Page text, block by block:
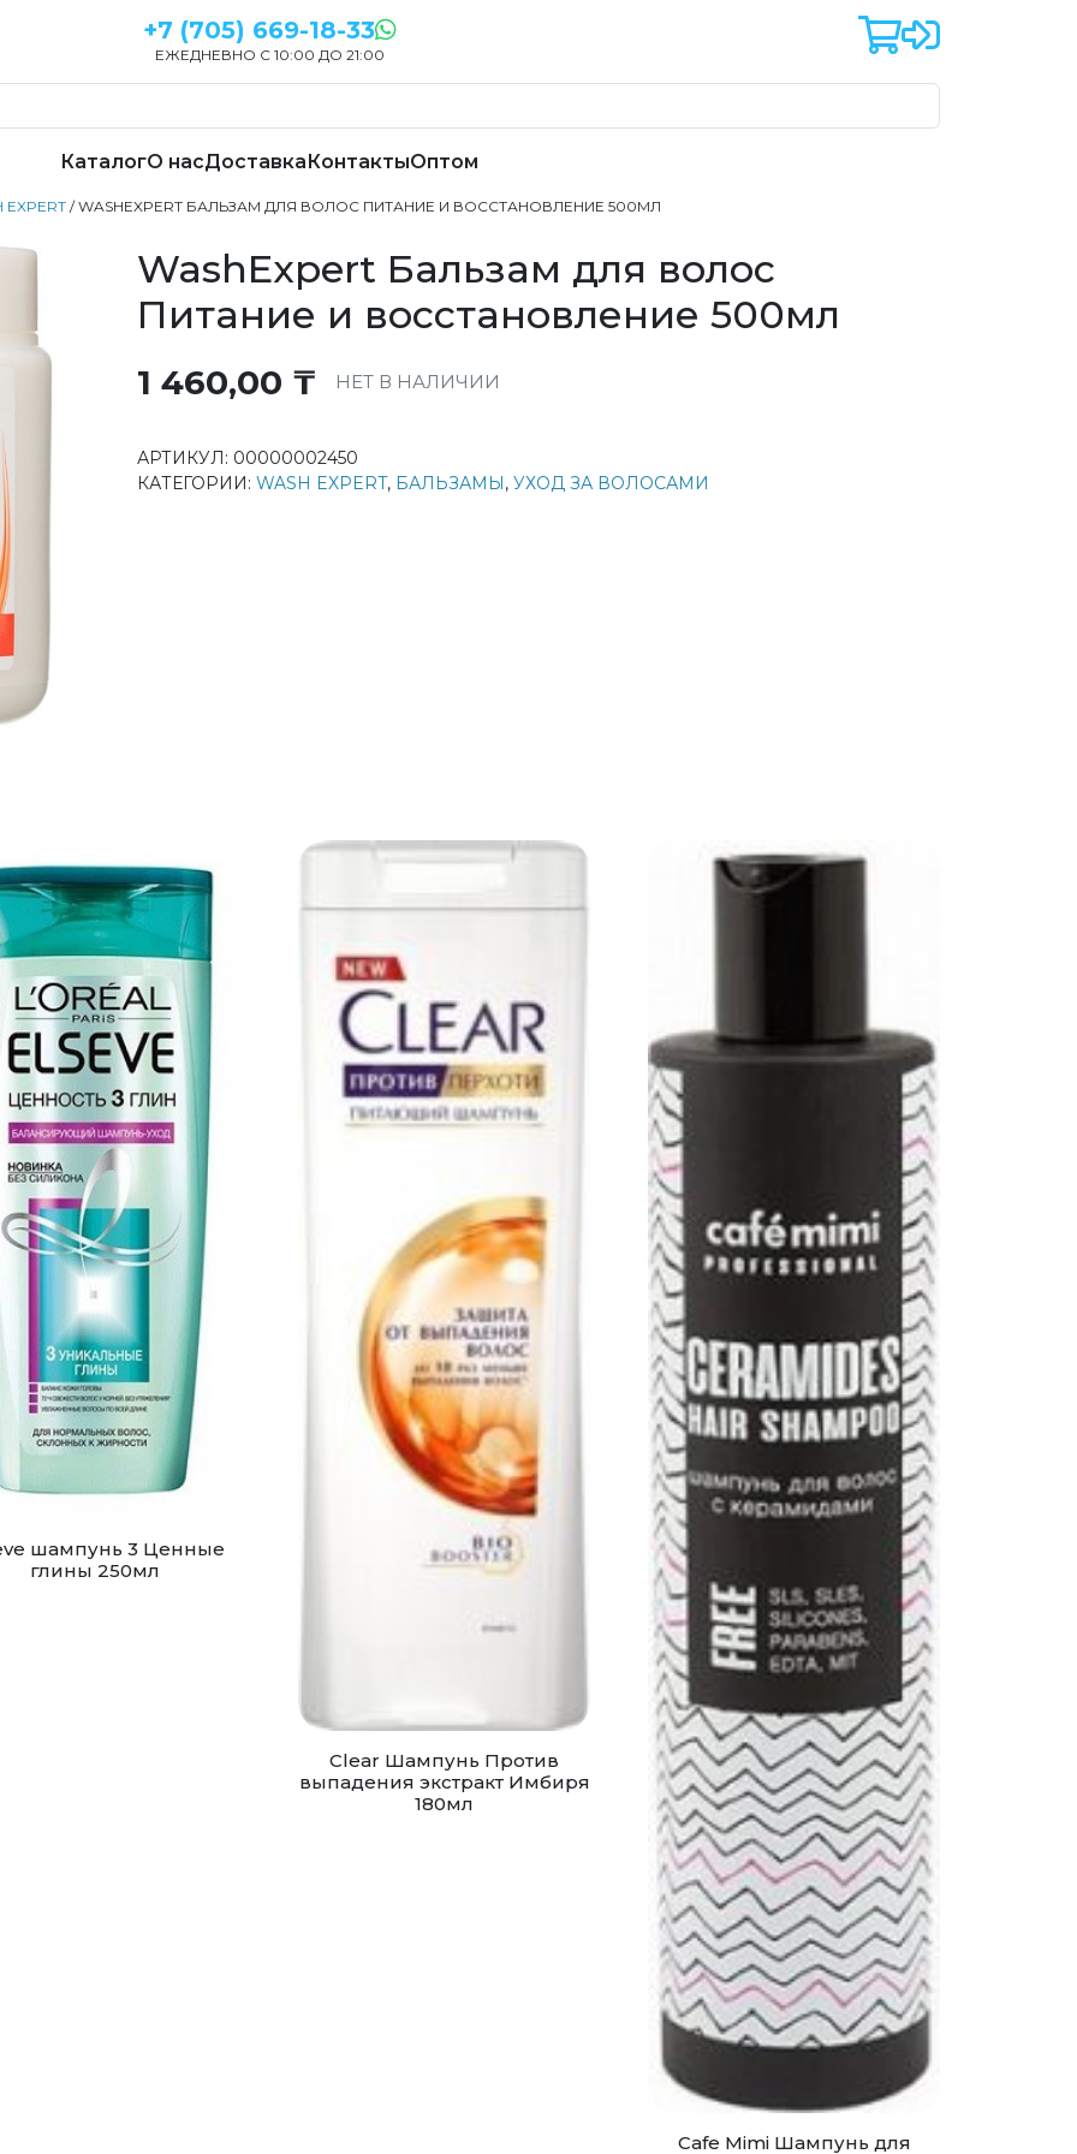
+7 (705) 669-18-33
ЕЖЕДНЕВНО С 10:00 ДО 21:00
КаталогО насДоставкаКонтактыОптом
EXPERT / WASHEXPERT БАЛЬЗАМ ДЛЯ ВОЛОС ПИТАНИЕ И ВОССТАНОВЛЕНИЕ 500МЛ
WashExpert Бальзам для волос
Питание и восстановление 500мл
1 460,00 ₸ НЕТ В НАЛИЧИИ
АРТИКУЛ: 00000002450
КАТЕГОРИИ: WASH EXPERT, БАЛЬЗАМЫ, УХОД ЗА ВОЛОСАМИ
шампунь 3 Ценные
глины 250мл
Clear Шампунь Против
выпадения экстракт Имбиря
180мл
Cafe Mimi Шампунь для